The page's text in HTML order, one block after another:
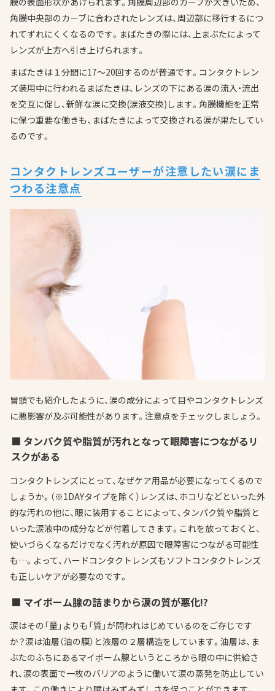
角膜中央部のカーブに合わされたレンズは、周辺部に移行するにつ
れてずれにくくなるのです。まばたきの際には、上まぶたによって
レンズが上方へ引き上げられます。
まばたきは１分間に17～20回するのが普通です。コンタクトレン
ズ装用中に行われるまばたきは、レンズの下にある涙の流入・流出
を交互に促し、新鮮な涙に交換(涙液交換)します。角膜機能を正常
に保つ重要な働きも、まばたきによって交換される涙が果たしてい
るのです。
コンタクトレンズユーザーが注意したい涙にま
つわる注意点
冒頭でも紹介したように、涙の成分によって目やコンタクトレンズ
に悪影響が及ぶ可能性があります。注意点をチェックしましょう。
■ タンパク質や脂質が汚れとなって眼障害につながるリ
スクがある
コンタクトレンズにとって、なぜケア用品が必要になってくるので
しょうか。（※1DAYタイプを除く）レンズは、ホコリなどといった外
的な汚れの他に、眼に装用することによって、タンパク質や脂質と
いった涙液中の成分などが付着してきます。これを放っておくと、
使いづらくなるだけでなく汚れが原因で眼障害につながる可能性
も…。よって、ハードコンタクトレンズもソフトコンタクトレンズ
も正しいケアが必要なのです。
■ マイボーム腺の詰まりから涙の質が悪化!?
涙はその「量」よりも「質」が問われはじめているのをご存じです
か？涙は油層（油の膜）と液層の２層構造をしています。油層は、ま
ぶたのふちにあるマイボーム腺というところから眼の中に供給さ
れ、涙の表面で一枚のバリアのように働いて涙の蒸発を防止してい